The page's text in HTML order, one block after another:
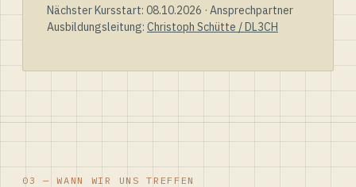
Nächster Kursstart: 08.10.2026 · Ansprechpartner
Ausbildungsleitung: Christoph Schütte / DL3CH
03 — WANN WIR UNS TREFFEN